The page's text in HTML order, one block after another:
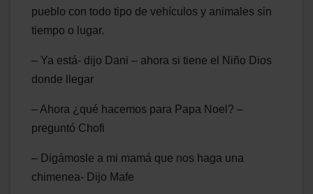
pueblo con todo tipo de vehículos y animales sin
tiempo o lugar.
– Ya está- dijo Dani – ahora si tiene el Niño Dios
donde llegar
– Ahora ¿qué hacemos para Papa Noel? –
preguntó Chofi
– Digámosle a mi mamá que nos haga una
chimenea- Dijo Mafe